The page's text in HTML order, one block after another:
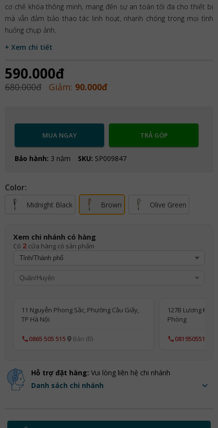
cơ chế khóa thông minh, mang đến sự an toàn tối đa cho thiết bị
mà vẫn đảm bảo thao tác linh hoạt, nhanh chóng trong mọi tình
huống chụp ảnh.
+ Xem chi tiết
590.000đ
680.000đ Giảm: 90.000đ
MUA NGAY TRẢ GÓP
Bảo hành: 3 năm SKU: SP009847
Color:
Midnight Black Brown Olive Green
Xem chi nhánh có hàng
Có 2 cửa hàng có sản phẩm
11 Nguyễn Phong Sắc, Phường Cầu Giấy,
TP Hà Nội
0865 505 515 Bản đồ
127B Lương
Phòng
0819505515
Hỗ trợ đặt hàng: Vui lòng liên hệ chi nhánh
Danh sách chi nhánh